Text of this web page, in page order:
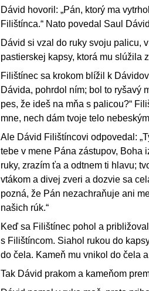
Dávid hovoril: „Pán, ktorý ma
Filištínca.“ Nato povedal Saul
Dávid si vzal do ruky svoju palicu,
pastierskej kapsy, ktorá mu slúžila
Filištínec sa krokom blížil k
Dávida, pohrdol ním; bol to ryšavý
pes, že ideš na mňa s palicou?“
mne, nech dám tvoje telo
Ale Dávid Filištíncovi odpovedal:
tebe v mene Pána zástupov, Boha
ruky, zrazím ťa a odtnem ti hlavu;
vtákom a divej zveri a dozvie sa
pozná, že Pán nezachraňuje ani
našich rúk.“
Keď sa Filištínec pohol a
s Filištíncom. Siahol rukou do
do čela. Kameň mu vnikol do čela
Tak Dávid prakom a kameňom